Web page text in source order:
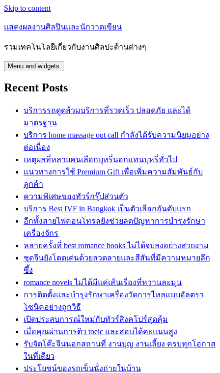
Skip to content
แสดงผลงานศิลปินและนักวาดเขียน
รวมเทคโนโลยีเกี่ยวกับงานศิลปะด้านต่างๆ
Menu and widgets
Recent Posts
บริการรถดูดส้วมบริการที่รวดเร็ว ปลอดภัย และได้
มาตรฐาน
บริการ home massage out call กำลังได้รับความนิยมอย่าง
ต่อเนื่อง
เหตุผลที่หลายคนเลือกบุหรี่นอกแทนบุหรี่ทั่วไป
แนวทางการใช้ Premium Gift เพื่อเพิ่มความสัมพันธ์กับ
ลูกค้า
ความพิเศษของทัวร์กรุ๊ปส่วนตัว
บริการ Best IVF in Bangkok เป็นตัวเลือกอันดับแรก
อีกทั้งสายไฟคอนโทรลยังช่วยลดปัญหาการบำรุงรักษา
เครื่องจักร
หลายครั้งที่ best romance books ไม่ได้จบลงอย่างสวยงาม
ชุดจีนยังโดดเด่นด้วยลวดลายและสีสันที่มีความหมายลึก
ซึ้ง
romance novels ไม่ได้มีแค่เส้นเรื่องที่หวานละมุน
การติดตั้งและบำรุงรักษาเครื่องวัดการไหลแบบอัลตรา
โซนิคอย่างถูกวิธี
เปิดประสบการณ์ใหม่กับทัวร์สิงคโปร์สุดคุ้ม
เมื่อคุณผ่านการติว toeic และสอบได้คะแนนสูง
รับจัดโต๊ะจีนนอกสถานที่ งานบุญ งานเลี้ยง ครบทุกโอกาส
ในที่เดียว
ประโยชน์ของรถเข็นนั่งถ่ายในบ้าน